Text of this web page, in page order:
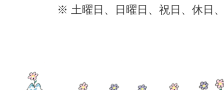
※ 土曜日、日曜日、祝日、休日